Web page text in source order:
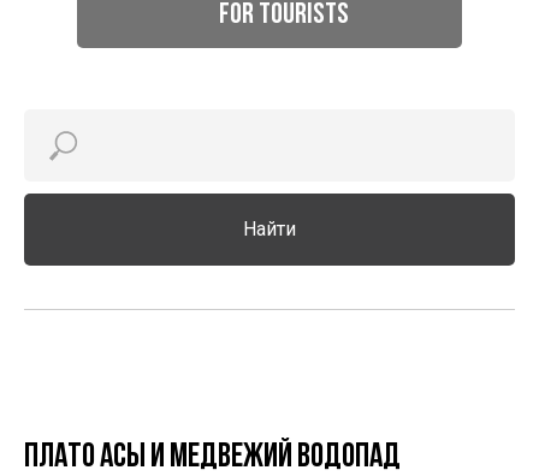
For tourists
Найти
Плато Асы и Медвежий водопад